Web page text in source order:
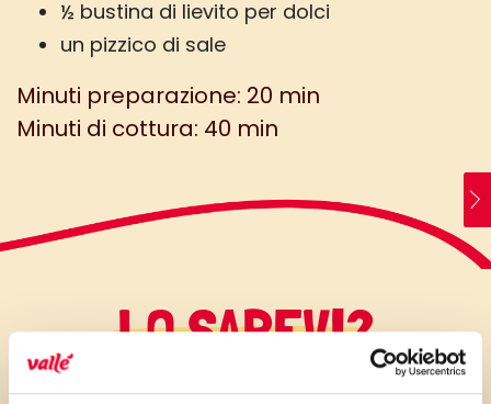
½ bustina di lievito per dolci
un pizzico di sale
Minuti preparazione: 20 min
Minuti di cottura: 40 min
LO SAPEVI?